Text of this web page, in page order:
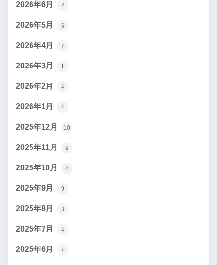
2026年6月 2
2026年5月 6
2026年4月 7
2026年3月 1
2026年2月 4
2026年1月 4
2025年12月 10
2025年11月 9
2025年10月 8
2025年9月 9
2025年8月 3
2025年7月 4
2025年6月 7